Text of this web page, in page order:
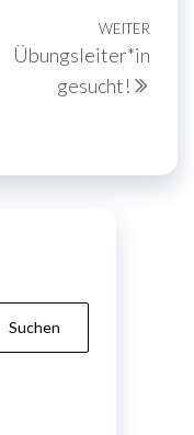
WEITER
Übungsleiter*in
gesucht!